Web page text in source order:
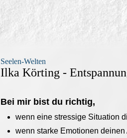
Seelen-Welten
Ilka Körting -
Bei mir bist du richtig,
wenn eine stressige Situation
wenn starke Emotionen